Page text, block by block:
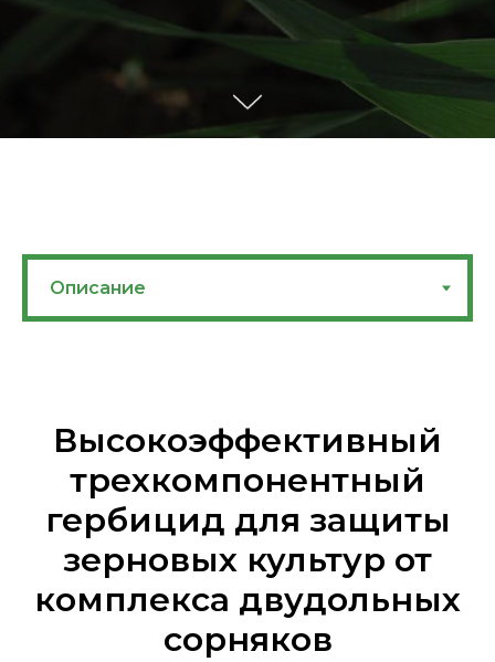
Высокоэффективный
трехкомпонентный
гербицид для защиты
зерновых культур от
комплекса двудольных
сорняков